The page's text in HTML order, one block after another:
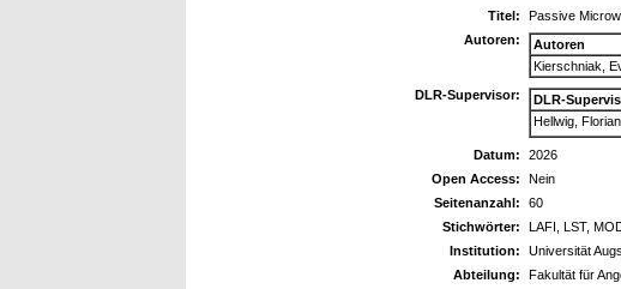
Titel:
Passive
Autoren:
Autoren
Kierschniak,
DLR-Supervisor:
DLR-
Hellwig,
Datum:
2026
Open Access:
Nein
Seitenanzahl:
60
Stichwörter:
LAFI, LST,
Institution:
Universität
Abteilung:
Fakultät für